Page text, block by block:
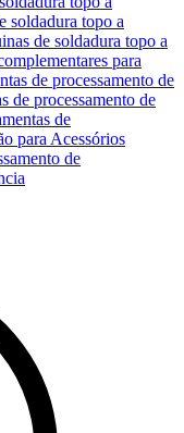
soldadura topo a
de soldadura topo a
para
de processamento de
de processamento de
de
para Acessórios
de